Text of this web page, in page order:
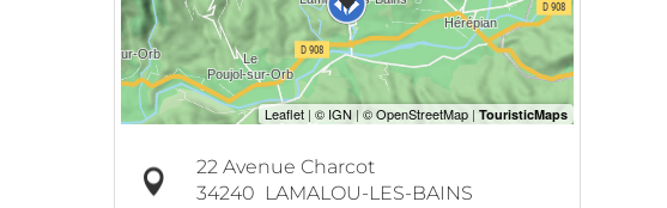
22 Avenue Charcot
34240 LAMALOU-LES-BAINS